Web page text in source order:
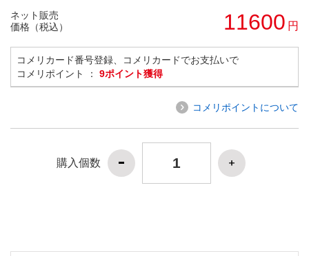
ネット販売
価格（税込）
11600 円
コメリカード番号登録、コメリカードでお支払いで
コメリポイント ： 9ポイント獲得
コメリポイントについて
購入個数